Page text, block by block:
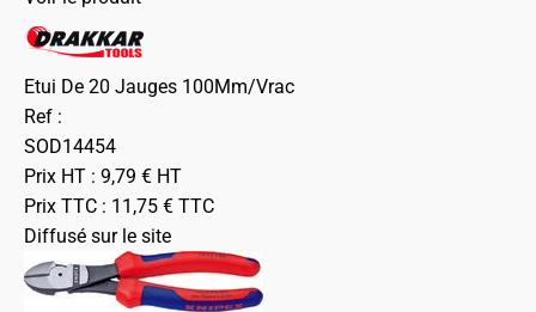
Etui De 20 Jauges 100Mm/Vrac
Ref :
SOD14454
Prix HT : 9,79 € HT
Prix TTC : 11,75 € TTC
Diffusé sur le site